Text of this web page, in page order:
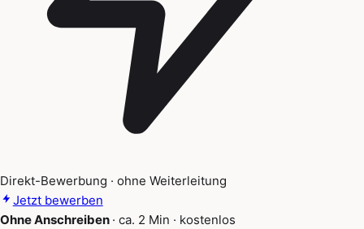
Direkt-Bewerbung · ohne Weiterleitung
Jetzt bewerben
Ohne Anschreiben · ca. 2 Min · kostenlos